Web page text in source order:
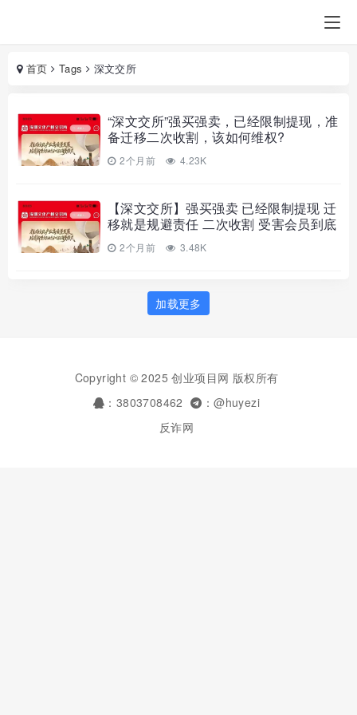
首页 Tags 深文交所
“深文交所”强买强卖，已经限制提现，准
备迁移二次收割，该如何维权?
2个月前 4.23K
【深文交所】强买强卖 已经限制提现 迁
移就是规避责任 二次收割 受害会员到底
该如何维权?
2个月前 3.48K
加载更多
Copyright © 2025 创业项目网 版权所有
：3803708462
：@huyezi
反诈网